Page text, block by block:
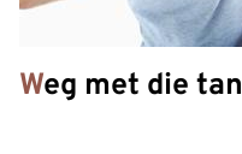
Weg met die